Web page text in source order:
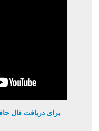
برای دریافت فال